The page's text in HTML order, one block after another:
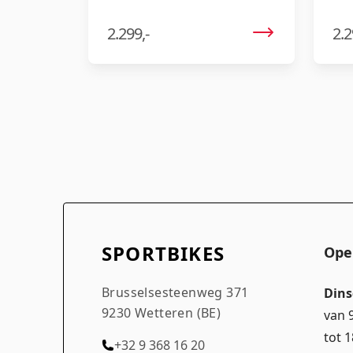
2.299,-
SPORTBIKES
Brusselsesteenweg 371
9230 Wetteren (BE)
+32 9 368 16 20
van
tot